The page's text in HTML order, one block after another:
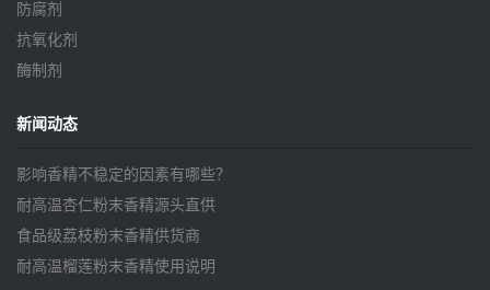
防腐剂
抗氧化剂
酶制剂
新闻动态
影响香精不稳定的因素有哪些？
耐高温杏仁粉末香精源头直供
食品级荔枝粉末香精供货商
耐高温榴莲粉末香精使用说明